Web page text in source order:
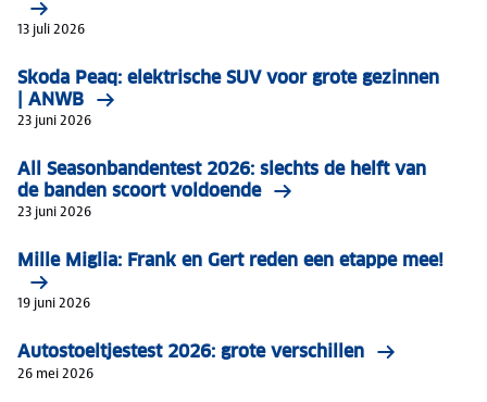
13 juli 2026
Skoda Peaq: elektrische SUV voor grote gezinnen
| ANWB
23 juni 2026
All Seasonbandentest 2026: slechts de helft van
de banden scoort voldoende
23 juni 2026
Mille Miglia: Frank en Gert reden een etappe mee!
19 juni 2026
Autostoeltjestest 2026: grote verschillen
26 mei 2026